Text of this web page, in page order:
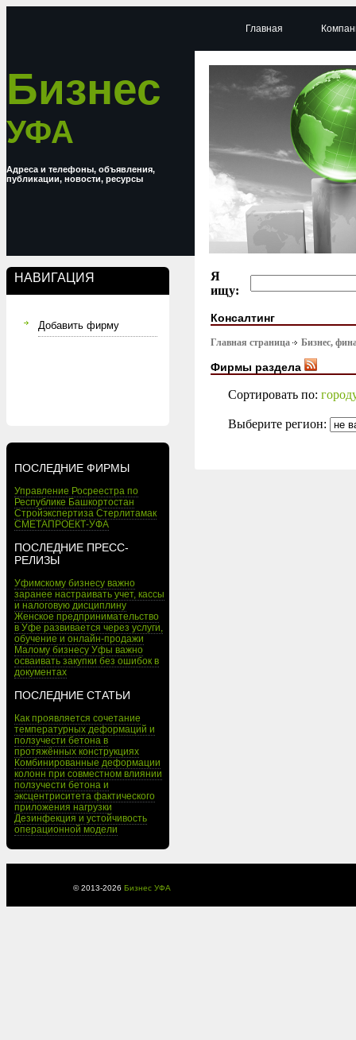
Бизнес
УФА
Адреса и телефоны, объявления,
публикации, новости, ресурсы
НАВИГАЦИЯ
Добавить фирму
ПОСЛЕДНИЕ ФИРМЫ
Управление Росреестра по
Республике Башкортостан
Стройэкспертиза Стерлитамак
СМЕТАПРОЕКТ-УФА
ПОСЛЕДНИЕ ПРЕСС-
РЕЛИЗЫ
Уфимскому бизнесу важно
заранее настраивать учет, кассы
и налоговую дисциплину
Женское предпринимательство
в Уфе развивается через услуги,
обучение и онлайн-продажи
Малому бизнесу Уфы важно
осваивать закупки без ошибок в
документах
ПОСЛЕДНИЕ СТАТЬИ
Как проявляется сочетание
температурных деформаций и
ползучести бетона в
протяжённых конструкциях
Комбинированные деформации
колонн при совместном влиянии
ползучести бетона и
эксцентриситета фактического
приложения нагрузки
Дезинфекция и устойчивость
операционной модели
Главная
Я
ищу:
Консалтинг
Главная страница Бизнес,
Фирмы раздела
Сортировать по:
Выберите регион:
© 2013-2026 Бизнес УФА